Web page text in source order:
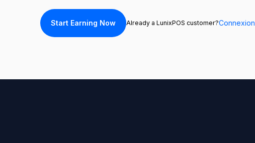
Start Earning Now Already a LunixPOS customer?Connexion